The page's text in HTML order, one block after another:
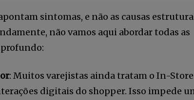
sintomas, e não as causas
não vamos aqui abordar todas as
: Muitos varejistas ainda tratam o In-Store
digitais do shopper. Isso impede